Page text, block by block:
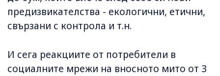
предизвикателства - екологични, етични,
свързани с контрола и т.н.
И сега реакциите от потребители в
социалните мрежи на вносното мито от 3